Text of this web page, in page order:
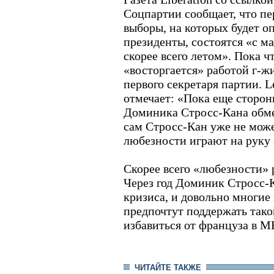
Соцпартии сообщает, что
выборы, на которых будет
президенты, состоятся «с
скорее всего летом». Пока
«восторгается» работой
первого секретаря партии.
отмечает: «Пока еще
Доминика Стросс-Кана
сам Стросс-Кан уже не
любезности играют на
Скорее всего
Через год Доминик Стросс-
кризиса, и довольно
предпочтут поддержать
избавиться от француза в
ЧИТАЙТЕ ТАКЖЕ